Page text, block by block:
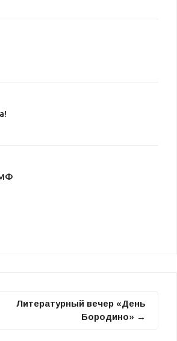
Литературный вечер «День
Бородино» →